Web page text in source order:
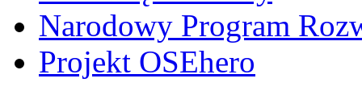
Narodowy Program
Projekt OSEhero